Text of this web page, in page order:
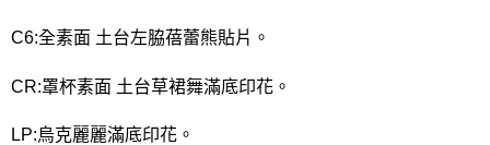
C6:全素面 土台左脇蓓蕾熊貼片。
CR:罩杯素面 土台草裙舞滿底印花。
LP:烏克麗麗滿底印花。